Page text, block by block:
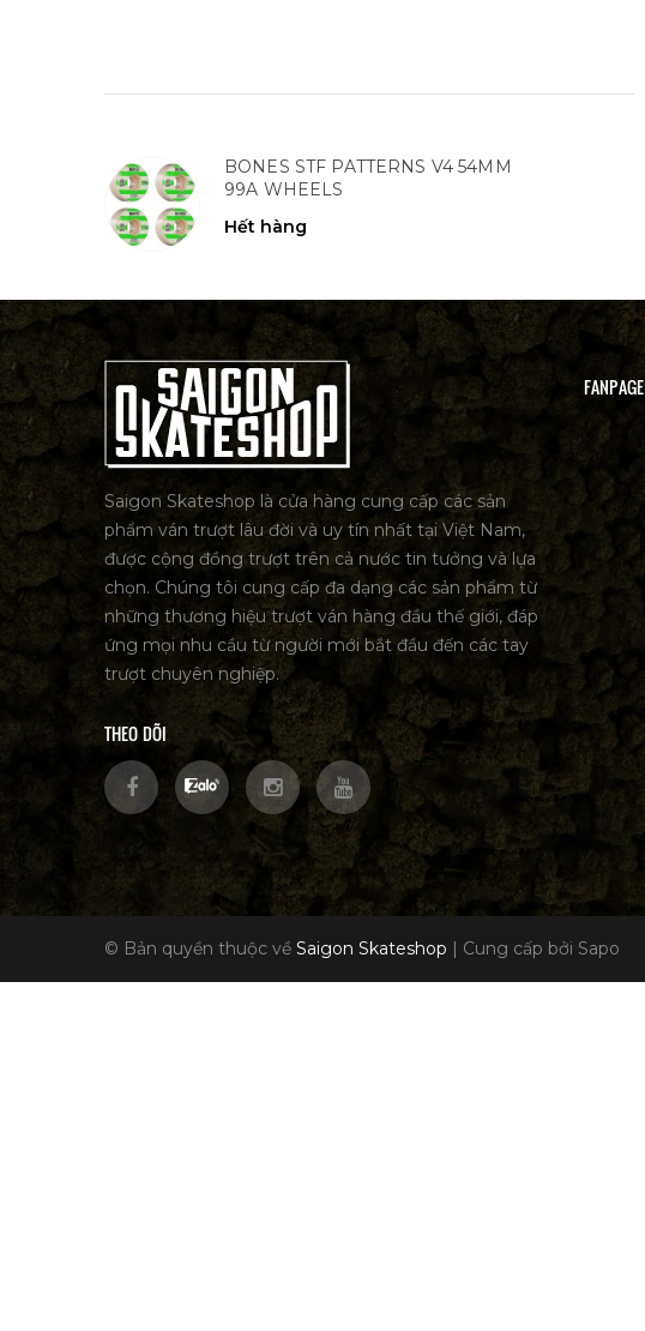
BONES STF PATTERNS V4 54MM
99A WHEELS
Hết hàng
Saigon Skateshop là cửa hàng cung cấp các sản
phẩm ván trượt lâu đời và uy tín nhất tại Việt Nam,
được cộng đồng trượt trên cả nước tin tưởng và lựa
chọn. Chúng tôi cung cấp đa dạng các sản phẩm từ
những thương hiệu trượt ván hàng đầu thế giới, đáp
ứng mọi nhu cầu từ người mới bắt đầu đến các tay
trượt chuyên nghiệp.
THEO DÕI
FANPAGE
© Bản quyền thuộc về Saigon Skateshop | Cung cấp bởi Sapo